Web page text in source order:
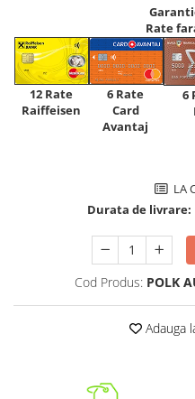
Rate
12 Rate
Raiffeisen
6 Rate
Card
Avantaj
6
LA
Durata de livrare:
Cod Produs: POLK
Adauga